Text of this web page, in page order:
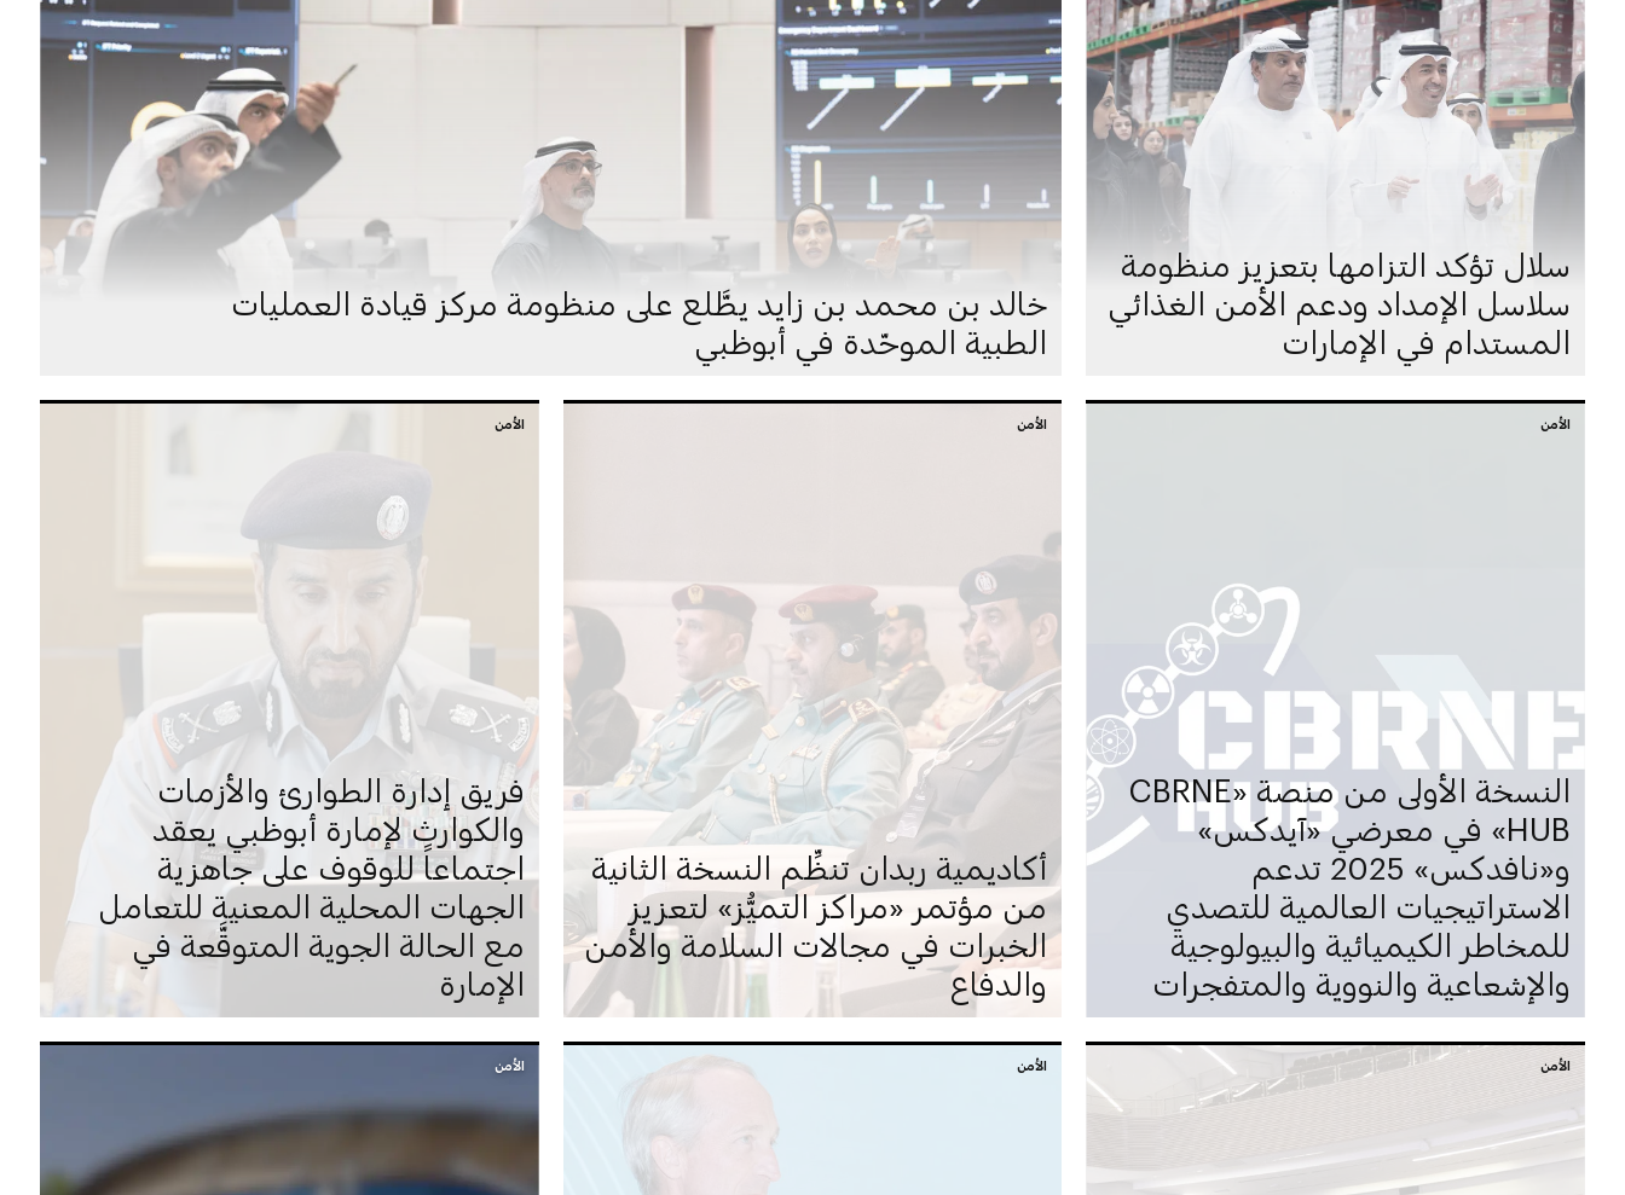
سلال تؤكد التزامها بتعزيز منظومة
سلاسل الإمداد ودعم الأمن الغذائي
المستدام في الإمارات
خالد بن محمد بن زايد يطَّلع على منظومة مركز قيادة العمليات
الطبية الموحّدة في أبوظبي
الأمن
النسخة الأولى من منصة «CBRNE
HUB» في معرضي «آيدكس»
و«نافدكس» 2025 تدعم
الاستراتيجيات العالمية للتصدي
للمخاطر الكيميائية والبيولوجية
والإشعاعية والنووية والمتفجرات
الأمن
أكاديمية ربدان تنظِّم النسخة الثانية
من مؤتمر «مراكز التميُّز» لتعزيز
الخبرات في مجالات السلامة والأمن
والدفاع
الأمن
فريق إدارة الطوارئ والأزمات
والكوارث لإمارة أبوظبي يعقد
اجتماعاً للوقوف على جاهزية
الجهات المحلية المعنية للتعامل
مع الحالة الجوية المتوقَّعة في
الإمارة
الأمن الأمن الأمن